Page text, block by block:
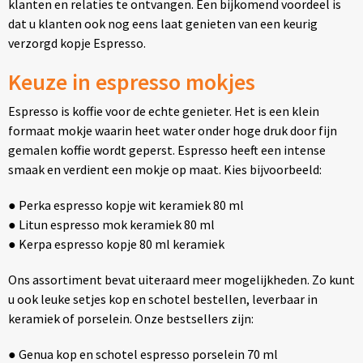
Lunchboxen
Fruitwaterflessen
Bidons
Bekende merken
Heupflessen
Bestek
Bestsellers
klanten en relaties te ontvangen. Een bijkomend voordeel is
dat u klanten ook nog eens laat genieten van een keurig
verzorgd kopje Espresso.
Keuze in espresso mokjes
Espresso is koffie voor de echte genieter. Het is een klein
formaat mokje waarin heet water onder hoge druk door fijn
gemalen koffie wordt geperst. Espresso heeft een intense
smaak en verdient een mokje op maat. Kies bijvoorbeeld:
● Perka espresso kopje wit keramiek 80 ml
● Litun espresso mok keramiek 80 ml
● Kerpa espresso kopje 80 ml keramiek
Ons assortiment bevat uiteraard meer mogelijkheden. Zo kunt
u ook leuke setjes kop en schotel bestellen, leverbaar in
keramiek of porselein. Onze bestsellers zijn:
● Genua kop en schotel espresso porselein 70 ml